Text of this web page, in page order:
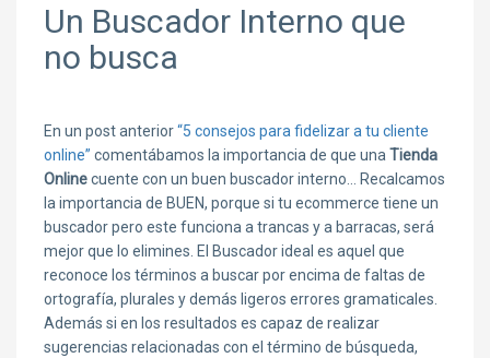
Un Buscador Interno que
no busca
En un post anterior“5 consejos para fidelizar a tu cliente
online” comentábamos la importancia de que unaTienda
Onlinecuente con un buen buscador interno… Recalcamos
la importancia de BUEN, porque si tu ecommerce tiene un
buscador pero este funciona a trancas y a barracas, será
mejor que lo elimines. El Buscador ideal es aquel que
reconoce los términos a buscar por encima de faltas de
ortografía, plurales y demás ligeros errores gramaticales.
Además si en los resultados es capaz de realizar
sugerencias relacionadas con el término de búsqueda,